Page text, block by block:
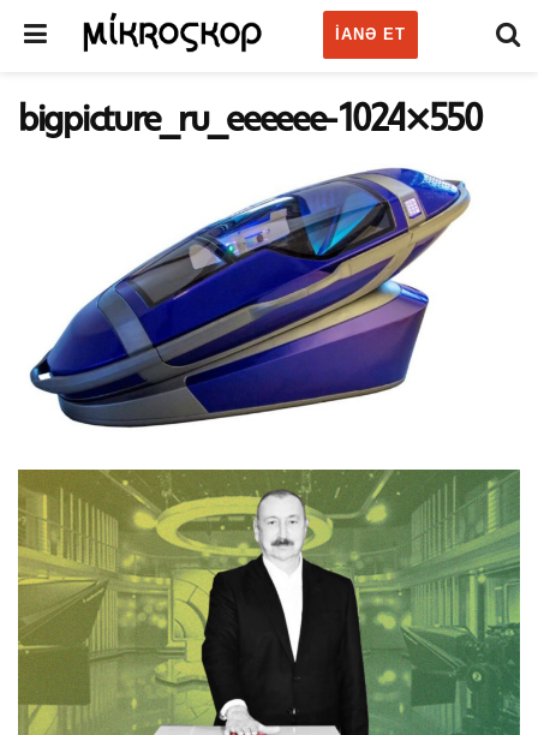
IANƏ ET
bigpicture_ru_eeeeee-1024×550